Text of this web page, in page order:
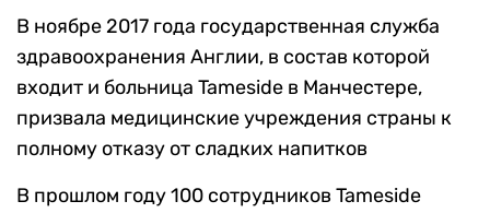
В ноябре 2017 года государственная служба
здравоохранения Англии, в состав которой
входит и больница Tameside в Манчестере,
призвала медицинские учреждения страны к
полному отказу от сладких напитков
В прошлом году 100 сотрудников Tameside